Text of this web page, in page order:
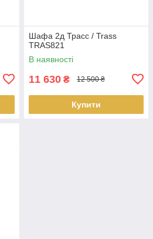
Шафа 2д Трасс / Trass
TRAS821
В наявності
11 630 ₴ 12 500 ₴
Купити